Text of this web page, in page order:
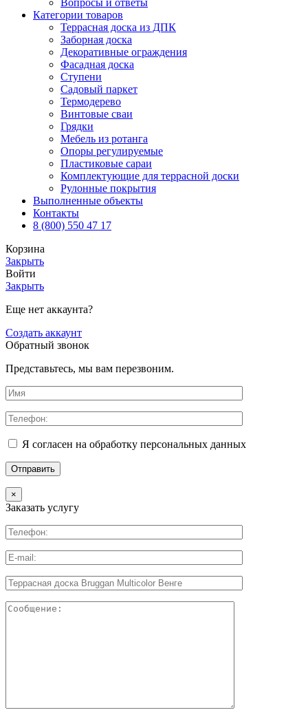
Категории товаров
Террасная доска из ДПК
Заборная доска
Декоративные ограждения
Фасадная доска
Ступени
Садовый паркет
Термодерево
Винтовые сваи
Грядки
Мебель из ротанга
Опоры регулируемые
Пластиковые сараи
Комплектующие для террасной доски
Рулонные покрытия
Выполненные объекты
Контакты
8 (800) 550 47 17
Корзина
Закрыть
Войти
Закрыть
Еще нет аккаунта?
Создать аккаунт
Обратный звонок
Представьтесь, мы вам перезвоним.
Я согласен на обработку персональных данных
×
Заказать услугу